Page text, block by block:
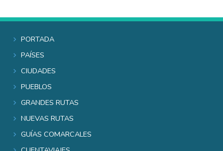
Portada
Países
Ciudades
Pueblos
Grandes rutas
Nuevas rutas
Guías comarcales